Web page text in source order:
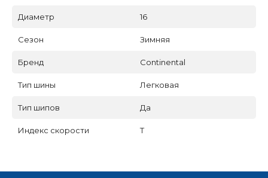
Диаметр 16
Сезон Зимняя
Бренд Continental
Тип шины Легковая
Тип шипов Да
Индекс скорости T